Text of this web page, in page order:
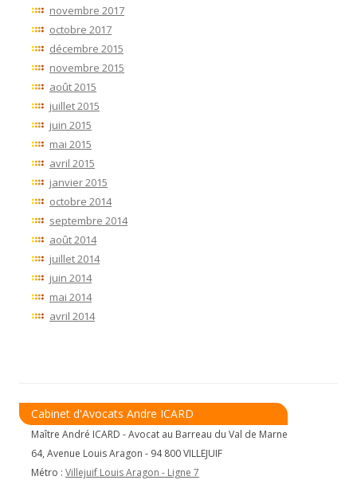
novembre 2017
octobre 2017
décembre 2015
novembre 2015
août 2015
juillet 2015
juin 2015
mai 2015
avril 2015
janvier 2015
octobre 2014
septembre 2014
août 2014
juillet 2014
juin 2014
mai 2014
avril 2014
Cabinet d'Avocats Andre ICARD
Maître André ICARD - Avocat au Barreau du Val de Marne
64, Avenue Louis Aragon - 94 800 VILLEJUIF
Métro : Villejuif Louis Aragon - Ligne 7